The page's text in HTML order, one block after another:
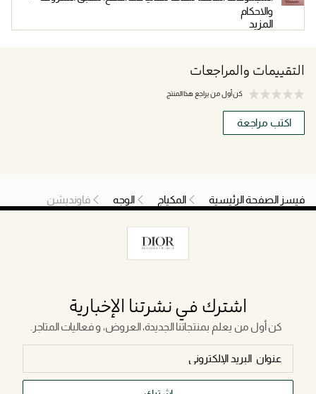
والاحكام
المزيد
التقييمات والمراجعات
كن أول من يراجع هذا المنتج
اكتب مراجعة
فيسز الصفحة الرئيسية المكياج الوجه فاونديشن
اشترك في نشرتنا الإخبارية
كن أول من يعلم بمنتجاتنا الجديدة، العروض، و فعاليات المتاجر.